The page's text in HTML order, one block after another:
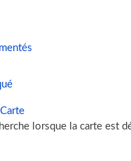
Carte
lorsque la carte est